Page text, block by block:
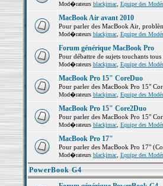
Mod�rateurs blackjmac, Equipe des
MacBook Air avant 2010
Pour parler des MacBook Air,
Mod�rateurs blackjmac, Equipe des
Forum générique MacBook Pro
Pour débattre de sujets touchants
Mod�rateurs blackjmac, Equipe des
MacBook Pro 15" CoreDuo
Pour parler des MacBook Pro 15"
Mod�rateurs blackjmac, Equipe des
MacBook Pro 15" Core2Duo
Pour parler des MacBook Pro 15"
Mod�rateurs blackjmac, Equipe des
MacBook Pro 17"
Pour parler des MacBook Pro 17"
Mod�rateurs blackjmac, Equipe des
PowerBook G4